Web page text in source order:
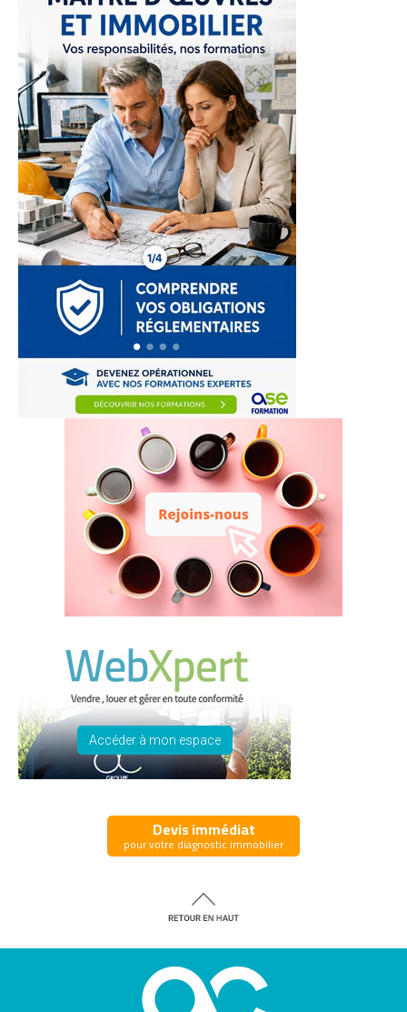
Accéder à mon espace
Devis immédiat
pour votre diagnostic immobilier